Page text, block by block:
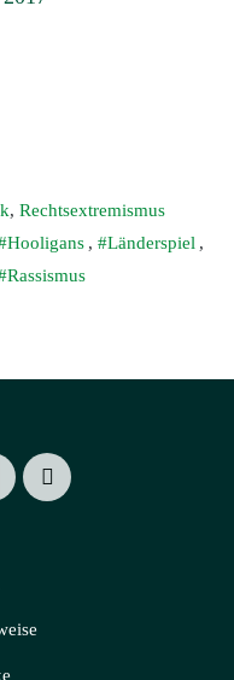
, Rechtsextremismus
Hooligans , Länderspiel ,
Rassismus